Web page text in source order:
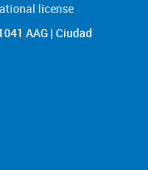
license
AAG | Ciudad